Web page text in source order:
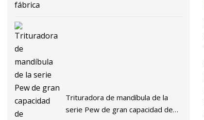
Trituradora de mandíbula de la
serie Pew de gran capacidad de